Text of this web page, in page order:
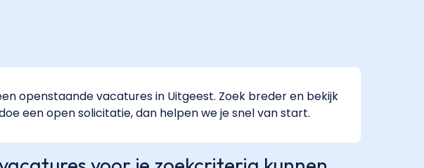
openstaande vacatures in Uitgeest. Zoek breder en bekijk
een open solicitatie, dan helpen we je snel van start.